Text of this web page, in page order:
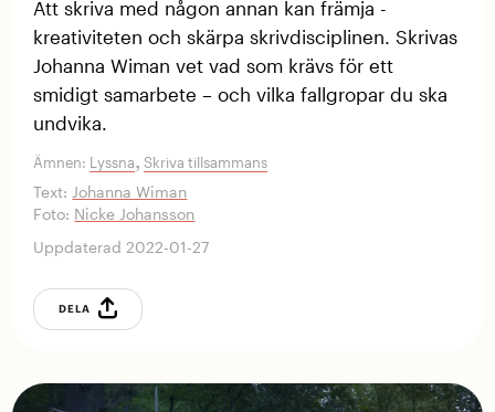
Att skriva med någon annan kan ­främja ­
kreativiteten och skärpa skrivdisciplinen. Skrivas
Johanna Wiman vet vad som krävs för ett
smidigt samarbete – och vilka fall­gropar du ska
undvika.
Ämnen: Lyssna,Skriva tillsammans
Text: Johanna Wiman
Foto: Nicke Johansson
Uppdaterad 2022-01-27
DELA